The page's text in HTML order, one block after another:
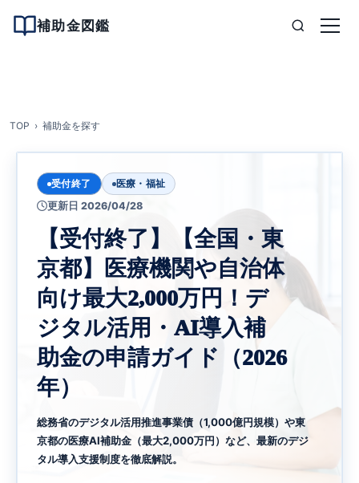
補助金図鑑
TOP 補助金を探す
受付終了
医療・福祉
更新日 2026/04/28
【受付終了】【全国・東
京都】医療機関や自治体
向け最大2,000万円！デ
ジタル活用・AI導入補
助金の申請ガイド（2026
年）
総務省のデジタル活用推進事業債（1,000億円規模）や東
京都の医療AI補助金（最大2,000万円）など、最新のデジ
タル導入支援制度を徹底解説。